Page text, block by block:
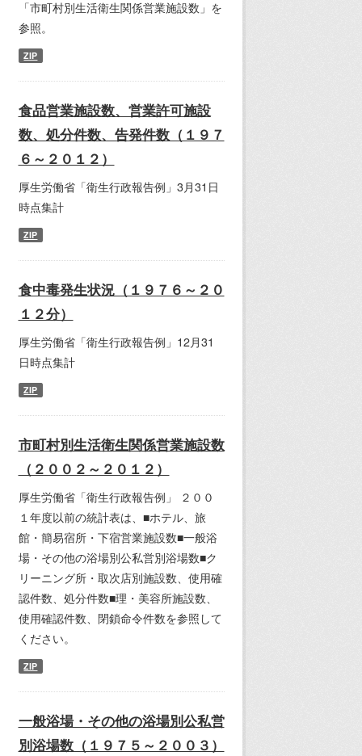
「市町村別生活衛生関係営業施設数」を
参照。
ZIP
食品営業施設数、営業許可施設
数、処分件数、告発件数（１９７
６～２０１２）
厚生労働省「衛生行政報告例」3月31日
時点集計
ZIP
食中毒発生状況（１９７６～２０
１２分）
厚生労働省「衛生行政報告例」12月31
日時点集計
ZIP
市町村別生活衛生関係営業施設数
（２００２～２０１２）
厚生労働省「衛生行政報告例」 ２００
１年度以前の統計表は、■ホテル、旅
館・簡易宿所・下宿営業施設数■一般浴
場・その他の浴場別公私営別浴場数■ク
リーニング所・取次店別施設数、使用確
認件数、処分件数■理・美容所施設数、
使用確認件数、閉鎖命令件数を参照して
ください。
ZIP
一般浴場・その他の浴場別公私営
別浴場数（１９７５～２００３）